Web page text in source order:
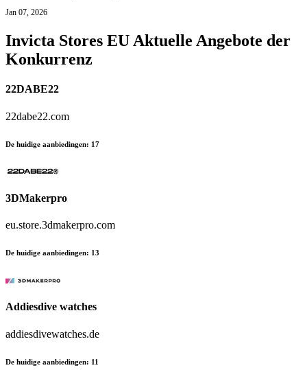
Jan 07, 2026
Invicta Stores EU Aktuelle Angebote der
Konkurrenz
22DABE22
22dabe22.com
De huidige aanbiedingen: 17
3DMakerpro
eu.store.3dmakerpro.com
De huidige aanbiedingen: 13
Addiesdive watches
addiesdivewatches.de
De huidige aanbiedingen: 11